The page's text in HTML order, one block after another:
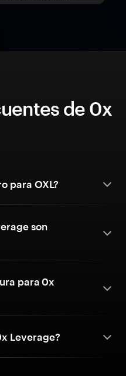
de 0x
para OXL?
son
para 0x
Leverage?